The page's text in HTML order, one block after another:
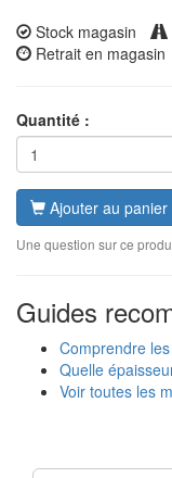
Stock magasin
Retrait en magasin
Quantité :
Ajouter au panier
Une question sur ce
Guides
Comprendre
Quelle
Voir toutes les